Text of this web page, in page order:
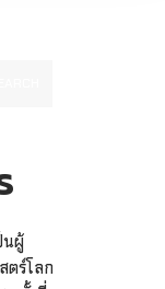
นผู้
ตร์โลก